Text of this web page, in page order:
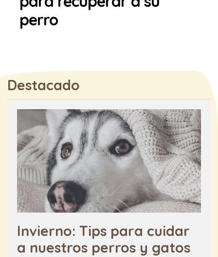
perro
Destacado
Invierno: Tips para cuidar
a nuestros perros y gatos